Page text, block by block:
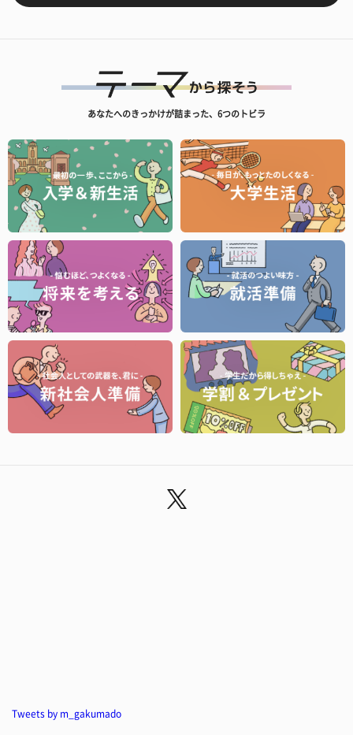
あなたへのきっかけが詰まった、6つのトビラ
Tweets by m_gakumado